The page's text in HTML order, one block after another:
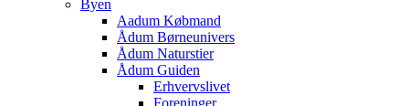
Byen
Aadum Købmand
Ådum Børneunivers
Ådum Naturstier
Ådum Guiden
Erhvervslivet
Foreninger